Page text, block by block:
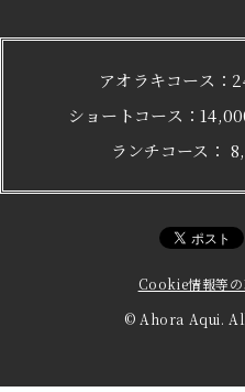
アオラキコース：
ショートコース：
ランチコース：
Cookie情報等の
© Ahora Aqui.